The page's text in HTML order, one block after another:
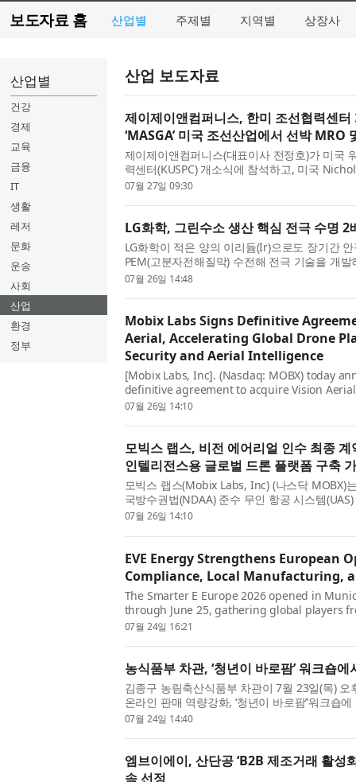
보도자료 홈 산업별 주제별 지역별 상장사
산업별
건강
경제
교육
금융
IT
생활
레저
문화
운송
사회
산업
환경
정부
산업 보도자료
제이제이앤컴퍼니스, 한미 조선협력센
‘MASGA’ 미국 조선산업에서 선박 MRO
제이제이앤컴퍼니스(대표이사 전정호)가 미국
력센터(KUSPC) 개소식에 참석하고, 미국
Ship Repair와 미국의 Pacific Northwest 지역
07월 27일 09:30
LG화학, 그린수소 생산 핵심 전극 수명 2
LG화학이 적은 양의 이리듐(Ir)으로도 장기간
PEM(고분자전해질막) 수전해 전극 기술을 개
의 상용화 가능성을 높였다. LG화학은 26일
07월 26일 14:48
Mobix Labs Signs Definitive
Aerial, Accelerating Global Drone
Security and Aerial Intelligence
[Mobix Labs, Inc]. (Nasdaq: MOBX) today
definitive agreement to acquire Vision
and manufacturer of American-built,
07월 26일 14:10
모빅스 랩스, 비전 에어리얼 인수 최종
인텔리전스용 글로벌 드론 플랫폼 구축
모빅스 랩스(Mobix Labs, Inc) (나스닥 MOBX)
국방수권법(NDAA) 준수 무인 항공 시스템
Aerial, Inc.) 을 인수하는 최종 계약을 체결했
07월 26일 14:10
EVE Energy Strengthens European
Compliance, Local Manufacturing,
The Smarter E Europe 2026 opened in
through June 25, gathering global players
one of Europe’s most influential trade
07월 24일 16:21
농식품부 차관, ‘청년이 바로팜’ 워크숍
김종구 농림축산식품부 차관이 7월 23일(목) 오
온라인 판매 역량강화, ‘청년이 바로팜’’워크숍
는 청년농업인을 격려했다. 이번 워크숍은 온
07월 24일 14:40
엠브이에이, 산단공 ‘B2B 제조거래 활성
속 선정